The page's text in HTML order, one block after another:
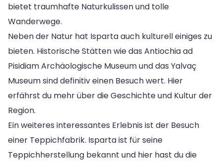
bietet traumhafte Naturkulissen und tolle
Wanderwege.
Neben der Natur hat Isparta auch kulturell einiges zu
bieten. Historische Stätten wie das Antiochia ad
Pisidiam Archäologische Museum und das Yalvaç
Museum sind definitiv einen Besuch wert. Hier
erfährst du mehr über die Geschichte und Kultur der
Region.
Ein weiteres interessantes Erlebnis ist der Besuch
einer Teppichfabrik. Isparta ist für seine
Teppichherstellung bekannt und hier hast du die